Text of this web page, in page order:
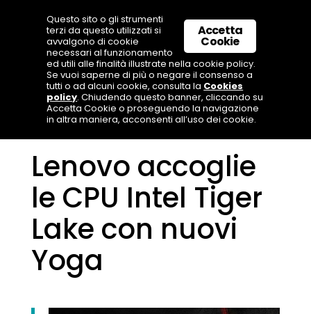
Lenovo accoglie
le CPU Intel Tiger
Lake con nuovi
Yoga
Accetta
Cookie
Questo sito o gli strumenti
terzi da questo utilizzati si
avvalgono di cookie
necessari al funzionamento
ed utili alle finalità illustrate nella cookie policy.
Se vuoi saperne di più o negare il consenso a
tutti o ad alcuni cookie, consulta la Cookies
policy. Chiudendo questo banner, cliccando su
Accetta Cookie o proseguendo la navigazione
in altra maniera, acconsenti all’uso dei cookie.